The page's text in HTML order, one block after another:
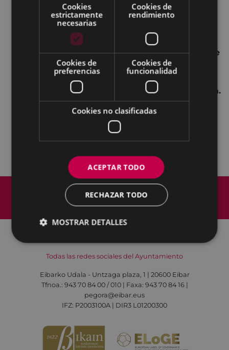
las 19:00 horas:
Animación de calle
trikitilari gazteak.
KANTU AFARIA, preparada por sociedades de
la ciudad con productos de caserío. Cantos
Domentx eta Benik y
Jainaga eta Narbaiza.
21:30 Carpa de Untzaga.
Mapa del Sitio
Aviso legal
Política de cookies
Contacto
Todas las redes sociales del Ayuntamiento
Eibarko Udala - Untzaga plaza, 1 | 20600 Eibar
Tfnoa.: 943 70 84 00 / 010 | Faxa: 943 70 84 16 |
pegora@eibar.eus
IFZ: P2003100A | DIR3 L01200300
Cookies
estrictamente
necesarias
Cookies de
rendimiento
Cookies de
preferencias
Cookies de
funcionalidad
Cookies no clasificadas
ACEPTAR TODO
RECHAZAR TODO
MOSTRAR DETALLES